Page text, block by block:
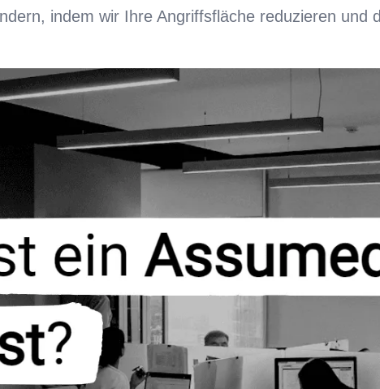
indem wir Ihre Angriffsfläche reduzieren und